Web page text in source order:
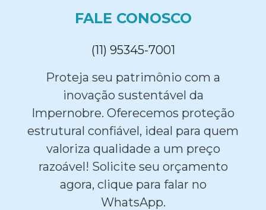
FALE CONOSCO
(11) 95345-7001
Proteja seu patrimônio com a
inovação sustentável da
Impernobre. Oferecemos proteção
estrutural confiável, ideal para quem
valoriza qualidade a um preço
razoável! Solicite seu orçamento
agora, clique para falar no
WhatsApp.